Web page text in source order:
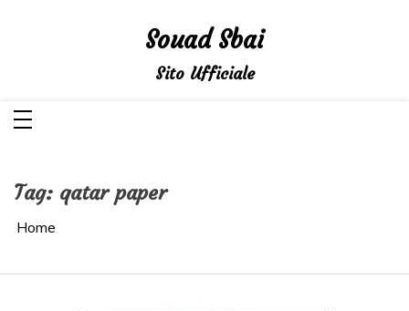
Souad Sbai
Sito Ufficiale
Tag: qatar paper
Home